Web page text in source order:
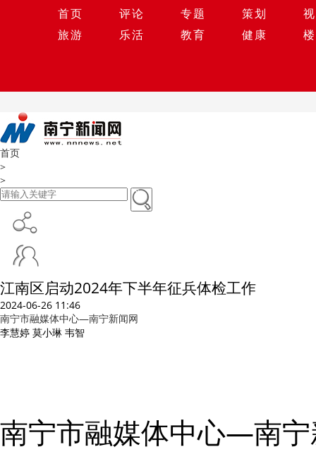
首页 评论 专题 策划
旅游
乐活 教育 健康
首页
>
>
江南区启动2024年下半年征兵体检工作
2024-06-26 11:46
​南宁市融媒体中心—南宁新闻网
李慧婷 莫小琳 韦智
南宁市融媒体中心—南